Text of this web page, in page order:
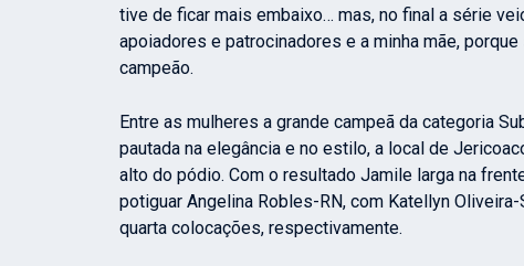
tive de ficar mais embaixo… mas, no final a série
apoiadores e patrocinadores e a minha mãe,
campeão.
Entre as mulheres a grande campeã da categoria
pautada na elegância e no estilo, a local de
alto do pódio. Com o resultado Jamile larga na
potiguar Angelina Robles-RN, com Katellyn Oliveira-
quarta colocações, respectivamente.